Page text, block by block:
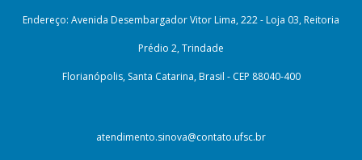
Endereço: Avenida Desembargador Vitor Lima, 222 - Loja 03, Reitoria
Prédio 2, Trindade
Florianópolis, Santa Catarina, Brasil - CEP 88040-400
atendimento.sinova@contato.ufsc.br